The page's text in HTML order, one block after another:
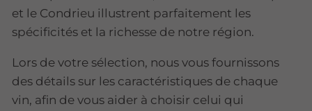
et le Condrieu illustrent parfaitement les
spécificités et la richesse de notre région.
Lors de votre sélection, nous vous fournissons
des détails sur les caractéristiques de chaque
vin, afin de vous aider à choisir celui qui